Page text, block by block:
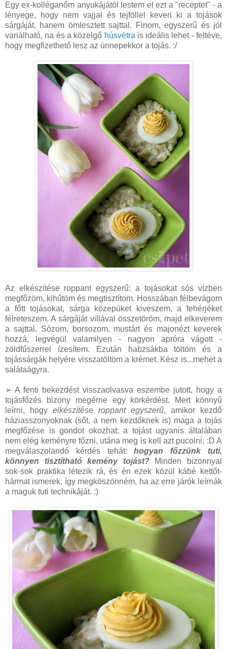
Egy ex-kolléganőm anyukájától lestem el ezt a "receptet" - a
lényege, hogy nem vajjal és tejföllel keveri ki a tojások
sárgáját, hanem ömlesztett sajttal. Finom, egyszerű és jól
variálható, na és a közelgő húsvétra is ideális lehet - feltéve,
hogy megfizethető lesz az ünnepekkor a tojás. :/
Az elkészítése roppant egyszerű: a tojásokat sós vízben
megfőzöm, kihűtöm és megtisztítom. Hosszában félbevágom
a főtt tojásokat, sárga közepüket kiveszem, a fehérjéket
félreteszem. A sárgáját villával összetöröm, majd elkeverem
a sajttal. Sózom, borsozom, mustárt és majonézt keverek
hozzá, legvégül valamilyen - nagyon apróra vágott -
zöldfűszerrel ízesítem. Ezután habzsákba töltöm és a
tojássárgák helyére visszatöltöm a krémet. Kész is...mehet a
salátaágyra.
➢ A fenti bekezdést visszaolvasva eszembe jutott, hogy a
tojásfőzés bizony megérne egy körkérdést. Mert könnyű
leírni, hogy elkészítése roppant egyszerű, amikor kezdő
háziasszonyoknak (sőt, a nem kezdőknek is) maga a tojás
megfőzése is gondot okozhat: a tojást ugyanis általában
nem elég keményre főzni, utána meg is kell azt pucolni. :D A
megválaszolandó kérdés tehát:hogyan főzzünk tuti,
könnyen tisztítható kemény tojást?
Minden bizonnyal
sok-sok praktika létezik rá, és én ezek közül kábé kettőt-
hármat ismerek, így megköszönném, ha az erre járók leírnák
a maguk tuti technikáját. :)